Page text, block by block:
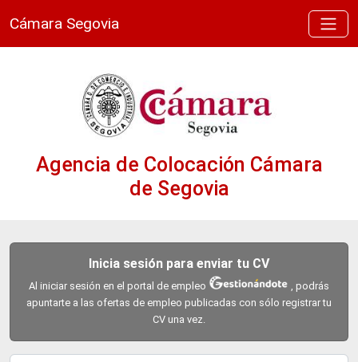
Cámara Segovia
Agencia de Colocación Cámara
de Segovia
Inicia sesión para enviar tu CV
Al iniciar sesión en el portal de empleo
, podrás
apuntarte a las ofertas de empleo publicadas con sólo registrar tu
CV una vez.